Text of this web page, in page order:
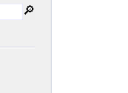
für
🔎︎